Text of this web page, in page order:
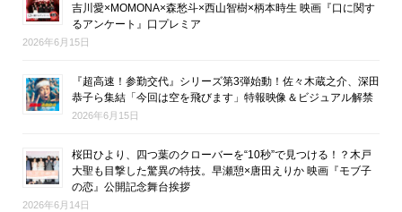
吉川愛×MOMONA×森愁斗×西山智樹×柄本時生 映画『口に関す
るアンケート』口プレミア
2026年6月15日
『超高速！参勤交代』シリーズ第3弾始動！佐々木蔵之介、深田
恭子ら集結「今回は空を飛びます」特報映像＆ビジュアル解禁
2026年6月15日
桜田ひより、四つ葉のクローバーを“10秒”で見つける！？木戸
大聖も目撃した驚異の特技。早瀬憩×唐田えりか 映画『モブ子
の恋』公開記念舞台挨拶
2026年6月14日